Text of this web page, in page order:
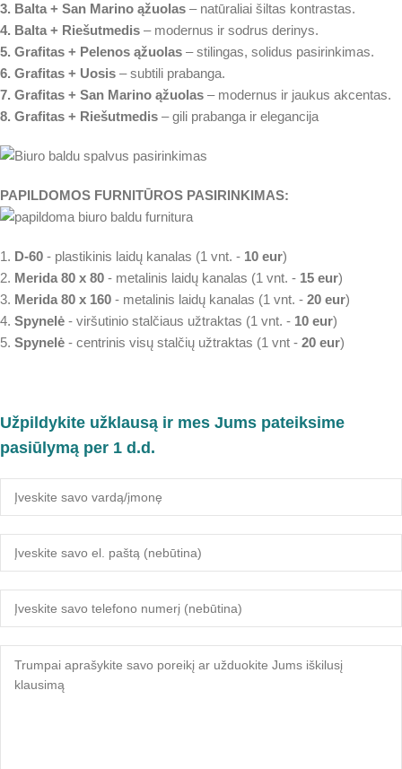
3. Balta + San Marino ąžuolas – natūraliai šiltas kontrastas.
4. Balta + Riešutmedis – modernus ir sodrus derinys.
5. Grafitas + Pelenos ąžuolas – stilingas, solidus pasirinkimas.
6. Grafitas + Uosis – subtili prabanga.
7. Grafitas + San Marino ąžuolas – modernus ir jaukus akcentas.
8. Grafitas + Riešutmedis – gili prabanga ir elegancija
PAPILDOMOS FURNITŪROS PASIRINKIMAS:
1. D-60 - plastikinis laidų kanalas (1 vnt. - 10 eur)
2. Merida 80 x 80 - metalinis laidų kanalas (1 vnt. - 15 eur)
3. Merida 80 x 160 - metalinis laidų kanalas (1 vnt. - 20 eur)
4. Spynelė - viršutinio stalčiaus užtraktas (1 vnt. - 10 eur)
5. Spynelė - centrinis visų stalčių užtraktas (1 vnt - 20 eur)
Užpildykite užklausą ir mes Jums pateiksime
pasiūlymą per 1 d.d.